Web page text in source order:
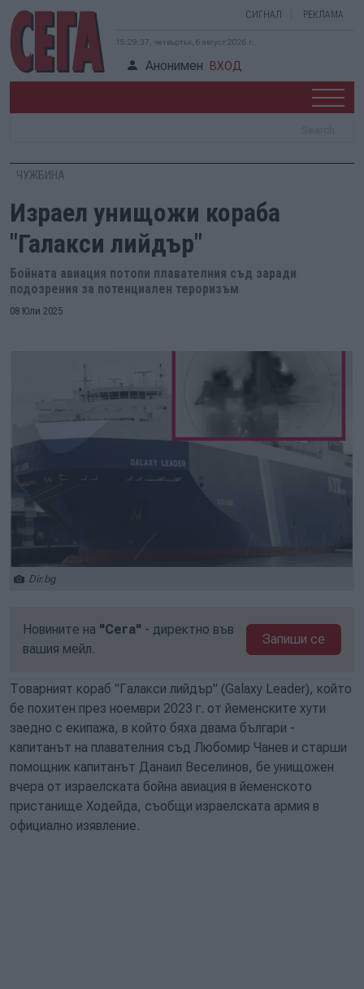
СИГНАЛ РЕКЛАМА
15:29:38, четвъртък, 6 август 2026 г.
Анонимен ВХОД
ЧУЖБИНА
Израел унищожи кораба
"Галакси лийдър"
Бойната авиация потопи плавателния съд заради
подозрения за потенциален тероризъм
08 Юли 2025
Dir.bg
Новините на "Сега" - директно във
вашия мейл.
Запиши се
Товарният кораб "Галакси лийдър" (Galaxy Leader), който
бе похитен през ноември 2023 г. от йеменските хути
заедно с екипажа, в който бяха двама българи -
капитанът на плавателния съд Любомир Чанев и старши
помощник капитанът Данаил Веселинов, бе унищожен
вчера от израелската бойна авиация в йеменското
пристанище Ходейда, съобщи израелската армия в
официално изявление.